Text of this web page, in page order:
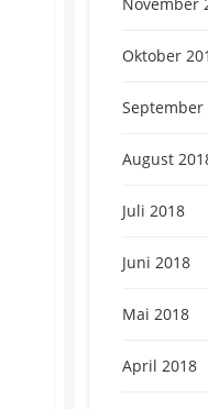
Oktober
September
August
Juli 2018
Juni 2018
Mai 2018
April 2018